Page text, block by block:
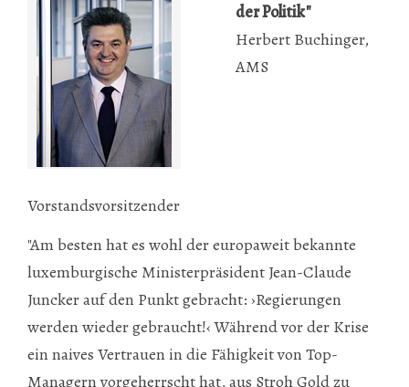
der Politik"
Herbert Buchinger,
AMS
Vorstandsvorsitzender
"Am besten hat es wohl der europaweit bekannte
luxemburgische Ministerpräsident Jean-Claude
Juncker auf den Punkt gebracht: ›Regierungen
werden wieder gebraucht!‹ Während vor der Krise
ein naives Vertrauen in die Fähigkeit von Top-
Managern vorgeherrscht hat, aus Stroh Gold zu